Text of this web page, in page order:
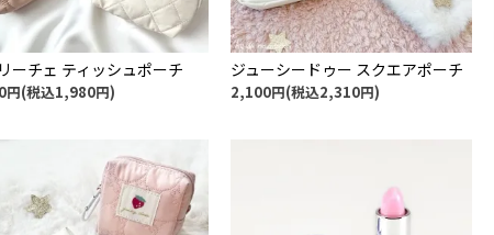
ーチェ ティッシュポーチ
円(税込1,980円)
ジューシードゥー スクエアポーチ
2,100円(税込2,310円)